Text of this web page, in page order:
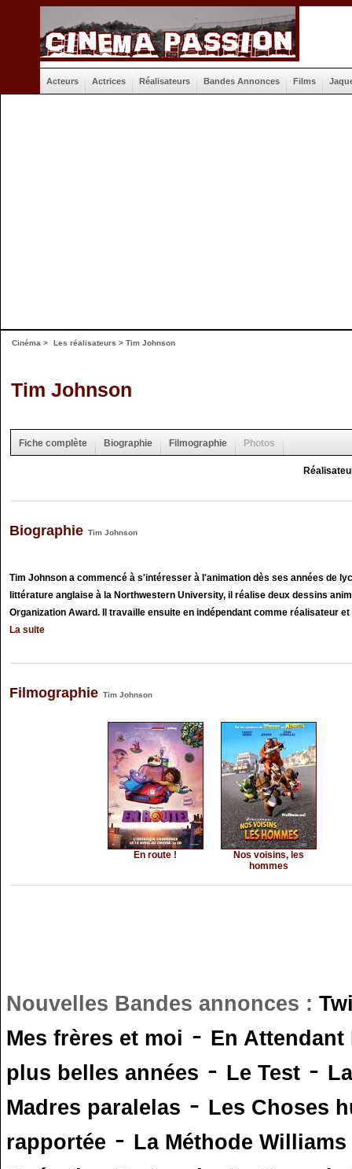
Acteurs Actrices Réalisateurs Bandes Annonces Films
Cinéma > Les réalisateurs > Tim Johnson
Tim Johnson
Fiche complète Biographie Filmographie Photos
Biographie Tim Johnson
Tim Johnson a commencé à s'intéresser à l'animation dès ses années de
littérature anglaise à la Northwestern University, il réalise deux dessins
Organization Award. Il travaille ensuite en indépendant comme réalisateur et
La suite
Filmographie Tim Johnson
En route !
Nos voisins, les
hommes
Nouvelles Bandes annonces :
Mes frères et moi - En
plus belles années - Le Test -
Madres paralelas - Les Choses
rapportée - La Méthode Williams